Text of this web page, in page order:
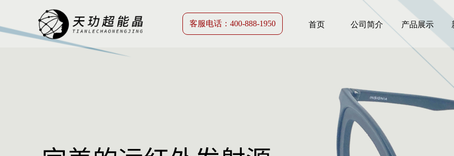
首页 公司简介 产品展示
客服电话：400-888-1950